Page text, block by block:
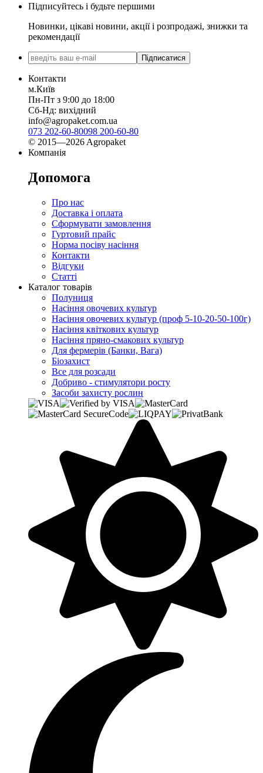
Підписуйтесь і будьте першими
Новинки, цікаві новини, акції і розпродажі, знижки та
рекомендації
Підписатися
Контакти
м.Київ
Пн-Пт з 9:00 до 18:00
Сб-Нд: вихідний
info@agropaket.com.ua
073 202-60-80098 200-60-80
© 2015—2026 Agropaket
Компанія
Допомога
Про нас
Доставка і оплата
Сформувати замовлення
Гуртовий прайс
Норма посіву насіння
Контакти
Відгуки
Статті
Каталог товарів
Полуниця
Насіння овочевих культур
Насіння овочевих культур (проф 5-10-20-50-100г)
Насіння квіткових культур
Насіння пряно-смакових культур
Для фермерів (Банки, Вага)
Біозахист
Все для розсади
Добриво - стимулятори росту
Засоби захисту рослин